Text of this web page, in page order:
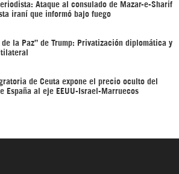
Ataque al consulado de Mazar-e-Sharif
iraní que informó bajo fuego
de la Paz” de Trump: Privatización diplomática y
de Ceuta expone el precio oculto del
España al eje EEUU-Israel-Marruecos